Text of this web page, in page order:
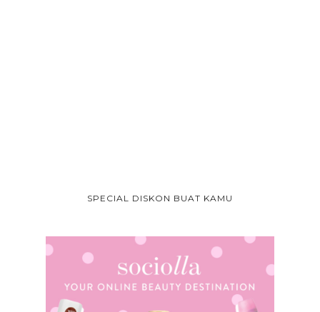
SPECIAL DISKON BUAT KAMU